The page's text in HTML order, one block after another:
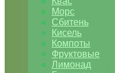
Морс
Сбитень
Кисель
Компоты
Фруктовые
Лимонад